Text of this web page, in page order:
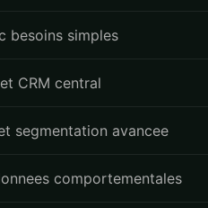
besoins simples
CRM central
segmentation avancee
comportementales